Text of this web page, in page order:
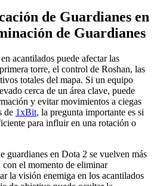
de Guardianes en
de Guardianes
acantilados puede afectar las
torre, el control de Roshan, las
totales del mapa. Si un equipo
cerca de un área clave, puede
y evitar movimientos a ciegas
de 1xBit, la pregunta importante es si
para influir en una rotación o
guardianes en Dota 2 se vuelven más
con el momento de eliminar
la visión enemiga en los acantilados